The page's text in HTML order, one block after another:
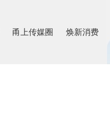
甬上传媒圈 焕新消费